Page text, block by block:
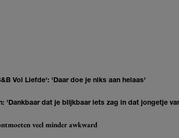
Vol Liefde': 'Daar doe je niks aan helaas'
'Dankbaar dat je blijkbaar iets zag in dat jongetje
veel minder awkward